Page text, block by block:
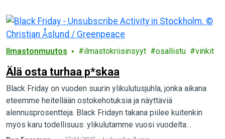
Ilmastonmuutos ilmastokriisinsyyt osallistu vinkit
Älä osta turhaa p*skaa
Black Friday on vuoden suurin ylikulutusjuhla, jonka aikana
eteemme heitellään ostokehotuksia ja näyttäviä
alennusprosentteja. Black Fridayn takana piilee kuitenkin
myös karu todellisuus: ylikulutamme vuosi vuodelta
enemmän maapallon resursseja. Suomessa